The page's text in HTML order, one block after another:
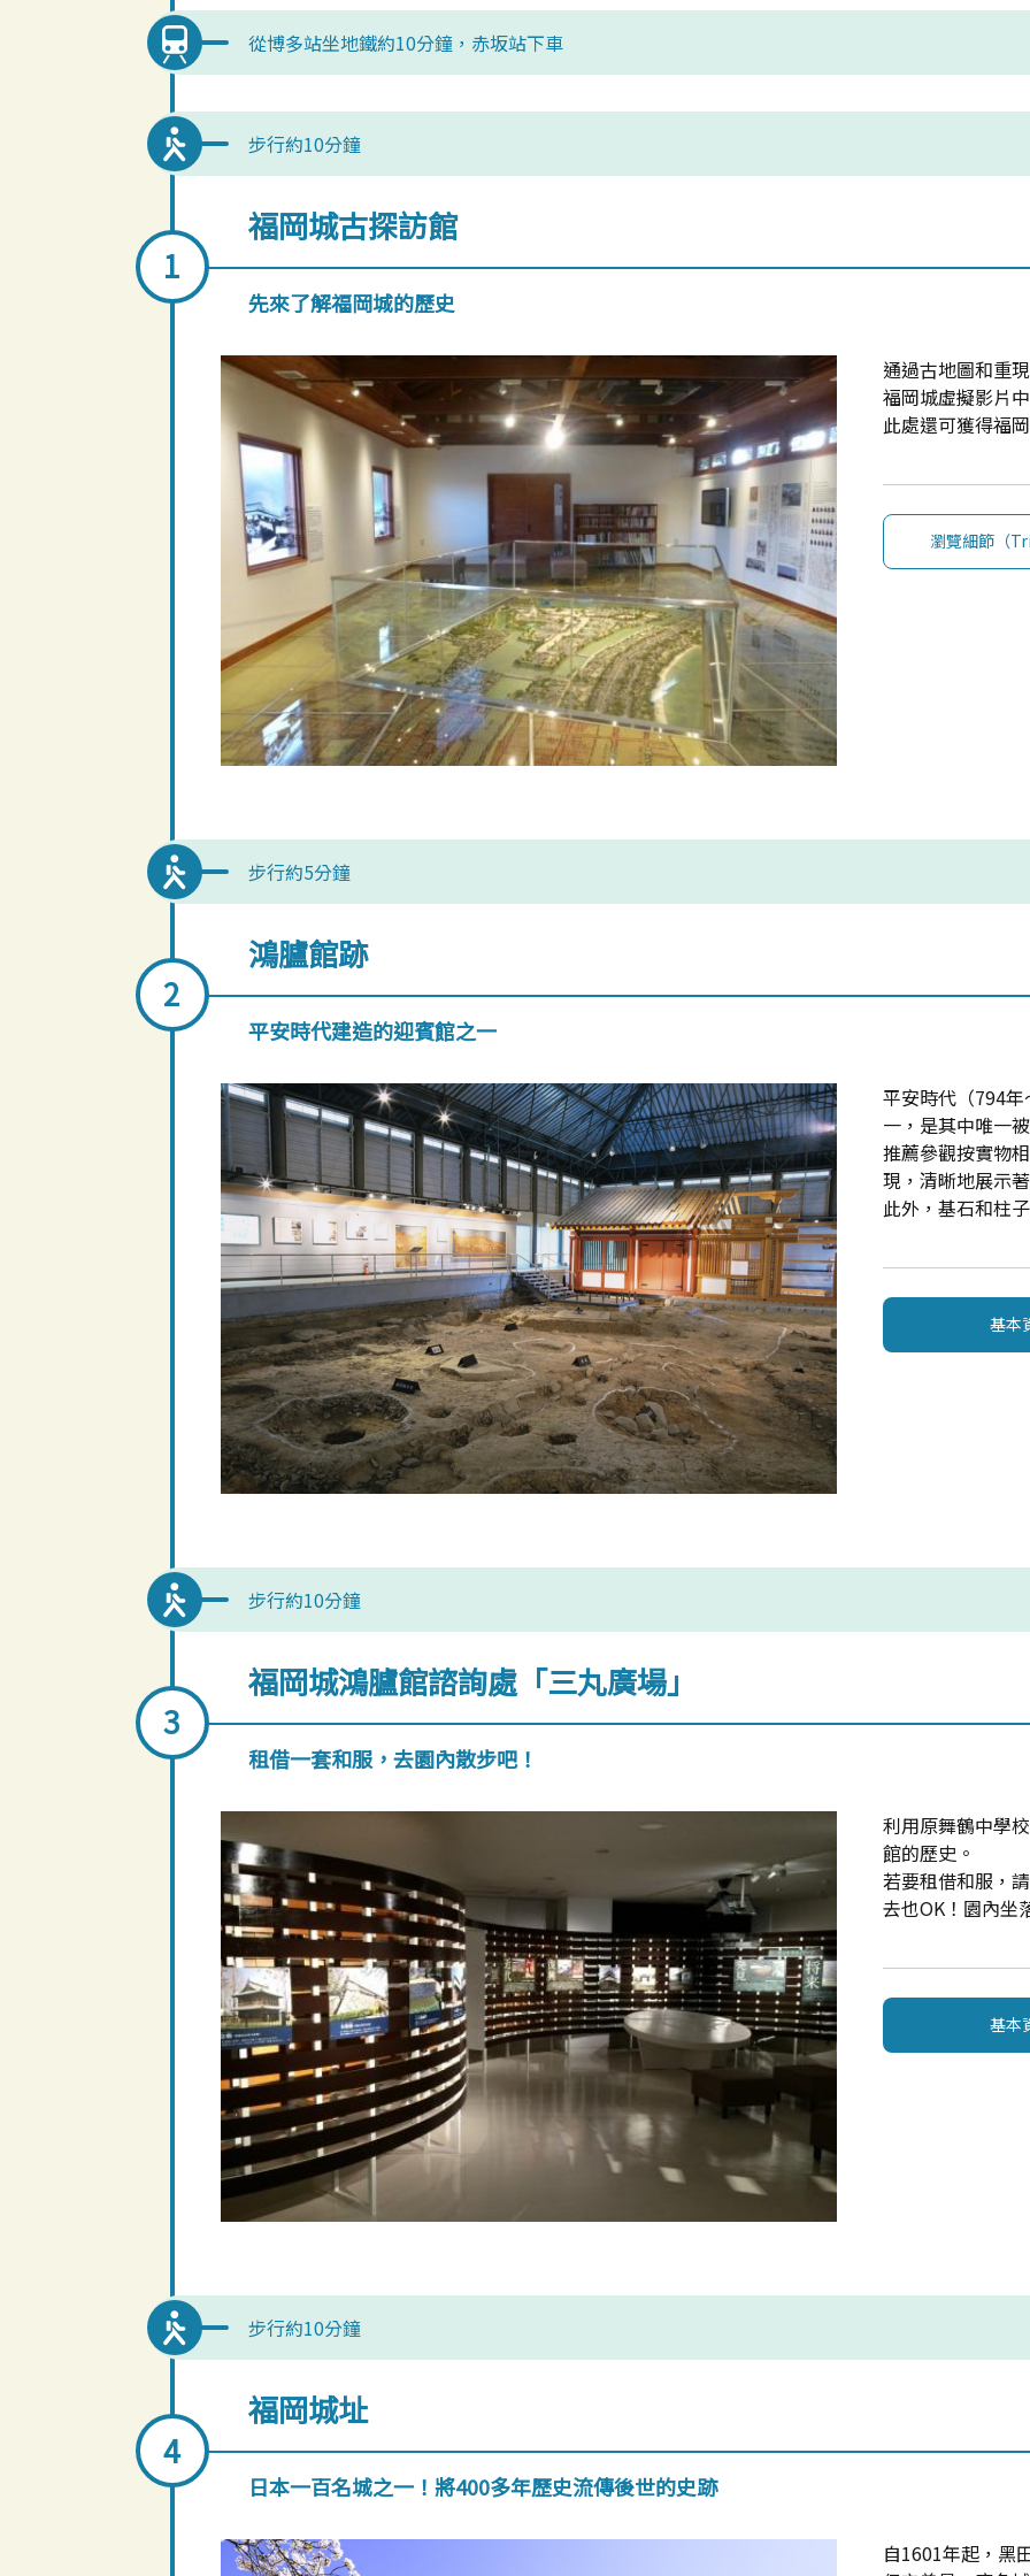
從博多站坐地鐵約10分鐘，赤坂站下車
步行約10分鐘
福岡城古探訪館
先來了解福岡城的歷史
通過古地圖和重
福岡城虛擬影片
此處還可獲得福
瀏覽細節（
步行約5分鐘
鴻臚館跡
平安時代建造的迎賓館之一
平安時代（794
一，是其中唯一
推薦參觀按實物
現，清晰地展示
此外，基石和柱
基本
步行約10分鐘
福岡城鴻臚館諮詢處「三丸廣場」
租借一套和服，去園內散步吧！
利用原舞鶴中學
館的歷史。
若要租借和服，
去也OK！園內坐
基本
步行約10分鐘
福岡城址
日本一百名城之一！將400多年歷史流傳後世的史跡
自1601年起，黑